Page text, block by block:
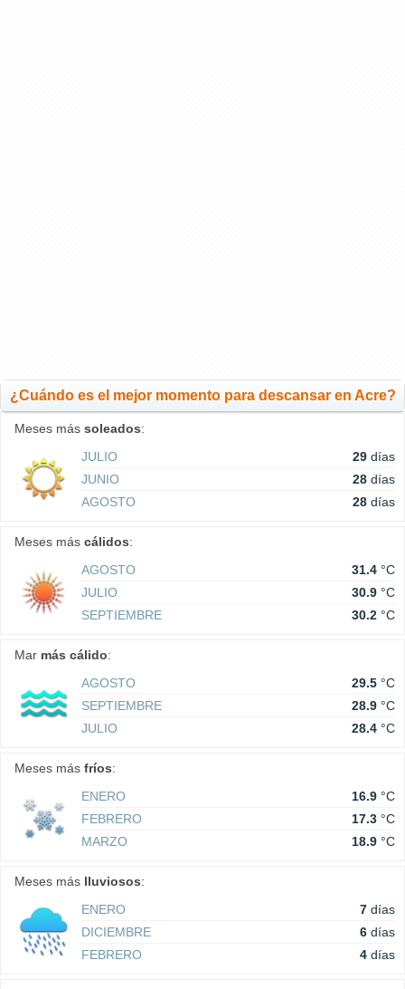
¿Cuándo es el mejor momento para descansar en Acre?
Meses más soleados:
JULIO
29 días
JUNIO
28 días
AGOSTO
28 días
Meses más cálidos:
AGOSTO
31.4 °C
JULIO
30.9 °C
SEPTIEMBRE
30.2 °C
Mar más cálido:
AGOSTO
29.5 °C
SEPTIEMBRE
28.9 °C
JULIO
28.4 °C
Meses más fríos:
ENERO
16.9 °C
FEBRERO
17.3 °C
MARZO
18.9 °C
Meses más lluviosos:
ENERO
7 días
DICIEMBRE
6 días
FEBRERO
4 días